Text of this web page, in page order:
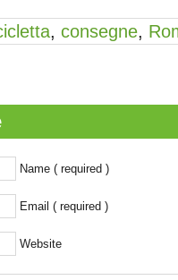
, consegne,
Name ( required )
Email ( required )
Website